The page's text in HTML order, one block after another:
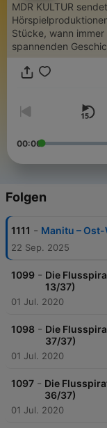
MDR KULTUR
Stücke, wann
spannenden
00:00
Folgen
1111 - Manitu –
22 Sep. 2025
1099 - Die
13/37)
01 Jul. 2020
1098 - Die
37/37)
01 Jul. 2020
1097 - Die
36/37)
01 Jul. 2020